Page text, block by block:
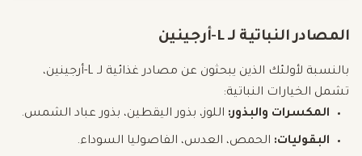
المصادر النباتية لـ L-أرجينين
بالنسبة لأولئك الذين يبحثون عن مصادر غذائية لـ L-أرجينين،
تشمل الخيارات النباتية:
المكسرات والبذور: اللوز، بذور اليقطين، بذور عباد الشمس.
البقوليات: الحمص، العدس، الفاصوليا السوداء.